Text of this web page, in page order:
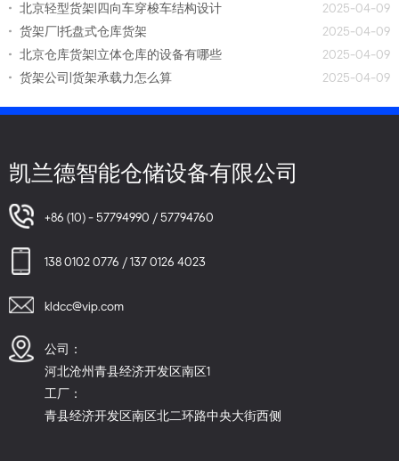
北京轻型货架|四向车穿梭车结构设计
2025-04-09
货架厂|托盘式仓库货架
2025-04-09
北京仓库货架|立体仓库的设备有哪些
2025-04-09
货架公司|货架承载力怎么算
2025-04-09
凯兰德智能仓储设备有限公司
+86 (10) - 57794990 / 57794760
138 0102 0776 / 137 0126 4023
kldcc@vip.com
公司：
河北沧州青县经济开发区南区1
工厂：
青县经济开发区南区北二环路中央大街西侧